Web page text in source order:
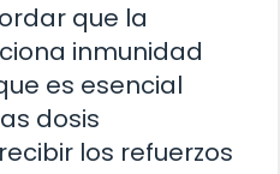
que la
inmunidad
es esencial
dosis
los refuerzos